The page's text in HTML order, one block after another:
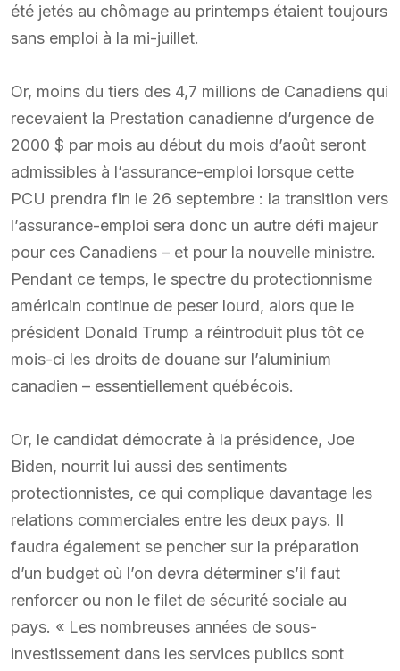
été jetés au chômage au printemps étaient toujours
sans emploi à la mi-juillet.
Or, moins du tiers des 4,7 millions de Canadiens qui
recevaient la Prestation canadienne d’urgence de
2000 $ par mois au début du mois d’août seront
admissibles à l’assurance-emploi lorsque cette
PCU prendra fin le 26 septembre : la transition vers
l’assurance-emploi sera donc un autre défi majeur
pour ces Canadiens – et pour la nouvelle ministre.
Pendant ce temps, le spectre du protectionnisme
américain continue de peser lourd, alors que le
président Donald Trump a réintroduit plus tôt ce
mois-ci les droits de douane sur l’aluminium
canadien – essentiellement québécois.
Or, le candidat démocrate à la présidence, Joe
Biden, nourrit lui aussi des sentiments
protectionnistes, ce qui complique davantage les
relations commerciales entre les deux pays. Il
faudra également se pencher sur la préparation
d’un budget où l’on devra déterminer s’il faut
renforcer ou non le filet de sécurité sociale au
pays. « Les nombreuses années de sous-
investissement dans les services publics sont